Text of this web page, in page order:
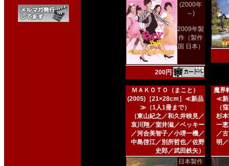
(2000年
～)
2009年製
作（製作
国 日本）
200円
ＭＡＫＯＴＯ（まこと）
(2005)［21×28cm］≪新品
≫（1人1冊まで）
（東山紀之／和久井映見／
哀川翔／室井滋／ベッキー
／河合美智子／小堺一機／
中島啓江／別所哲也／佐野
史郎／武田鉄矢）
日本製作
魔界
≪新
（
杉
一
／
明